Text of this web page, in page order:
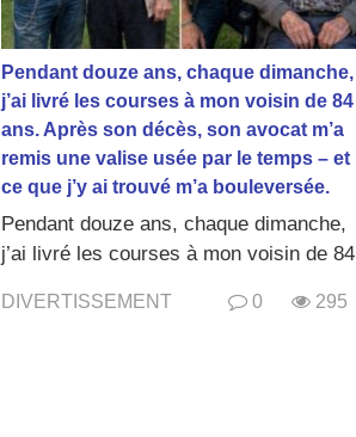
Pendant douze ans, chaque dimanche,
j’ai livré les courses à mon voisin de 84
ans. Après son décès, son avocat m’a
remis une valise usée par le temps – et
ce que j’y ai trouvé m’a bouleversée.
Pendant douze ans, chaque dimanche,
j’ai livré les courses à mon voisin de 84
DIVERTISSEMENT 0 295